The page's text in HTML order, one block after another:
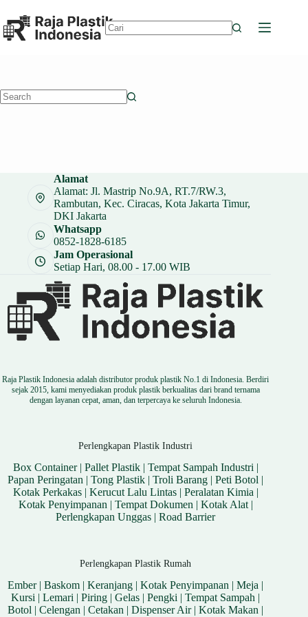
to
content
Alamat
Alamat: Jl. Mastrip No.9A, RT.7/RW.3,
Rambutan, Kec. Ciracas, Kota Jakarta Timur,
DKI Jakarta
Whatsapp
0852-1828-6185
Jam Operasional
Setiap Hari, 08.00 - 17.00 WIB
Raja Plastik Indonesia adalah distributor produk plastik No.1 di Indonesia. Berdiri
sejak 2015, kami menyediakan produk plastik berkualitas dari brand ternama
dengan layanan cepat, aman, dan terpercaya ke seluruh Indonesia.
Perlengkapan Plastik Industri
Box Container| Pallet Plastik| Tempat Sampah Industri |
Papan Peringatan |Tong Plastik |Troli Barang |Peti Botol |
Kotak Perkakas| Kerucut Lalu Lintas| Peralatan Kimia |
Kotak Penyimpanan | Tempat Dokumen | Kotak Alat|
Perlengkapan Unggas |Road Barrier
Perlengkapan Plastik Rumah
Ember|Baskom |Keranjang |Kotak Penyimpanan |Meja |
Kursi |Lemari |Piring |Gelas |Pengki |Tempat Sampah |
Botol |Celengan |Cetakan |Dispenser Air|Kotak Makan |